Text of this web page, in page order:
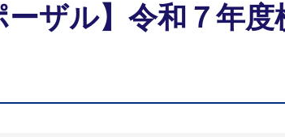
ーザル】令和７年